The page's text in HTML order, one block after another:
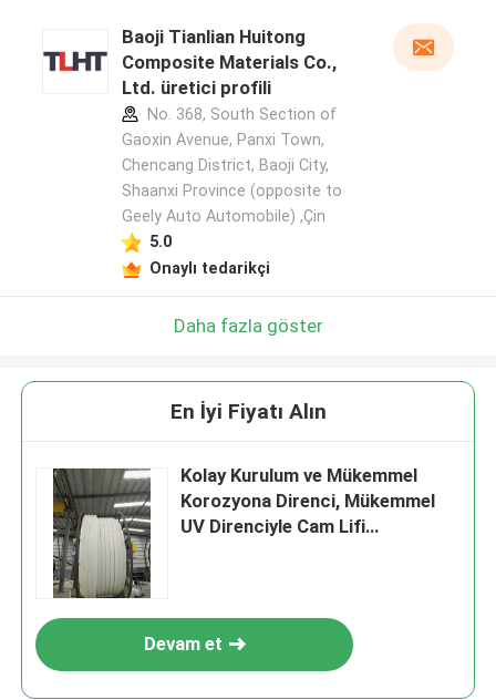
Baoji Tianlian Huitong
Composite Materials Co.,
Ltd. üretici profili
No. 368, South Section of
Gaoxin Avenue, Panxi Town,
Chencang District, Baoji City,
Shaanxi Province (opposite to
Geely Auto Automobile) ,Çin
5.0
Onaylı tedarikçi
Daha fazla göster
En İyi Fiyatı Alın
Kolay Kurulum ve Mükemmel
Korozyona Direnci, Mükemmel
UV Direnciyle Cam Lifi
Devam et